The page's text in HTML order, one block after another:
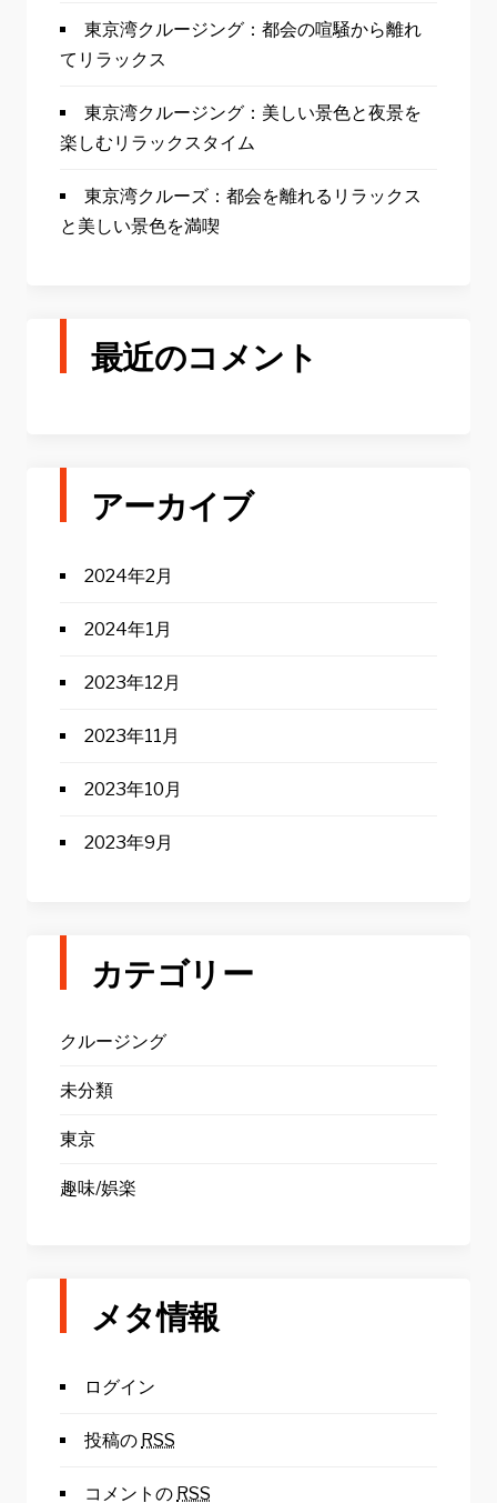
東京湾クルージング：都会の喧騒から離れ
てリラックス
東京湾クルージング：美しい景色と夜景を
楽しむリラックスタイム
東京湾クルーズ：都会を離れるリラックス
と美しい景色を満喫
最近のコメント
アーカイブ
2024年2月
2024年1月
2023年12月
2023年11月
2023年10月
2023年9月
カテゴリー
クルージング
未分類
東京
趣味/娯楽
メタ情報
ログイン
投稿の RSS
コメントの RSS